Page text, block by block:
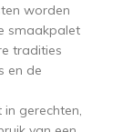
worden
smaakpalet
tradities
en de
gerechten,